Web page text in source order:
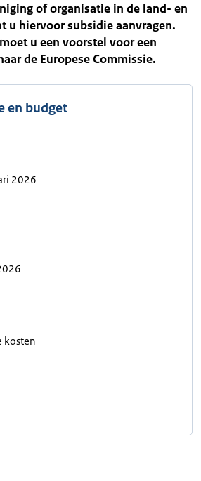
of organisatie in de land- en
u hiervoor subsidie aanvragen.
u een voorstel voor een
de Europese Commissie.
en budget
2026
kosten